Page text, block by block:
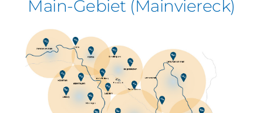
Main-Gebiet (Mainviereck)